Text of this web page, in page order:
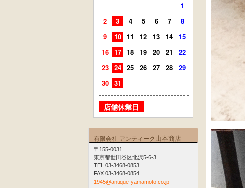
1
2
3 4 5 6 7
8
9
10 11 12 13 14
15
16
17 18 19 20 21
22
23
24 25 26 27 28
29
30
31
店舗休業日
1
2
9
16
有限会社 アンティーク 山本商店
〒155-0031
東京都世田谷区北沢5-6-3
TEL.03-3468-0853
FAX.03-3468-0854
1945@antique-yamamoto.co.jp